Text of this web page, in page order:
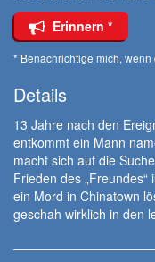
Erinnern *
* Benachrichtige mich,
Details
13 Jahre nach den
entkommt ein Mann
macht sich auf die
Frieden des
ein Mord in Chinatown
geschah wirklich in den